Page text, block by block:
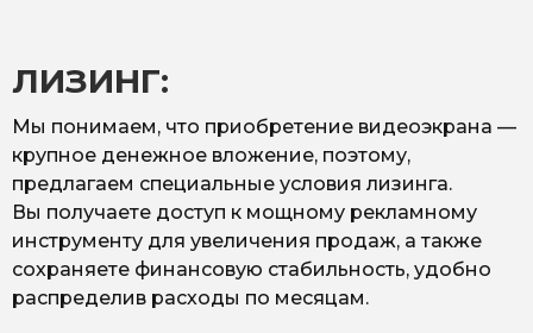
ЛИЗИНГ:
Мы понимаем, что приобретение видеоэкрана —
крупное денежное вложение, поэтому,
предлагаем специальные условия лизинга.
Вы получаете доступ к мощному рекламному
инструменту для увеличения продаж, а также
сохраняете финансовую стабильность, удобно
распределив расходы по месяцам.